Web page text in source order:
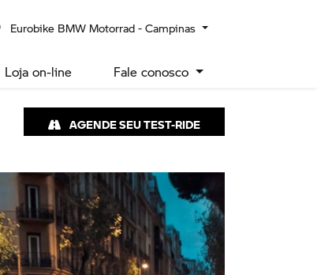
Eurobike BMW Motorrad - Campinas
Loja on-line Fale conosco
AGENDE SEU TEST-RIDE